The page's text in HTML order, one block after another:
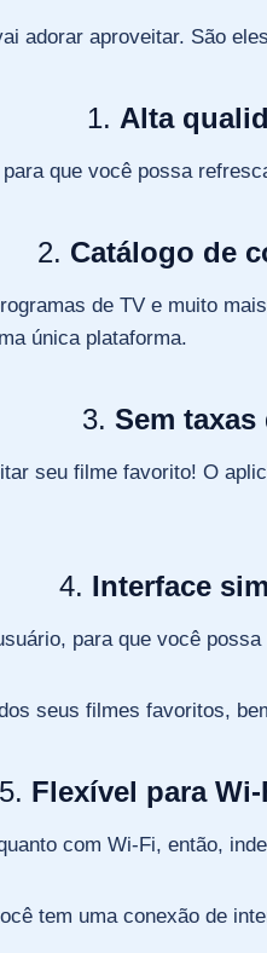
adorar aproveitar. São
1. Alta
que você possa
2. Catálogo de
de TV e muito
única plataforma.
3. Sem
seu filme favorito! O
4. Interface
para que você
seus filmes favoritos,
5. Flexível para
com Wi-Fi, então,
tem uma conexão de